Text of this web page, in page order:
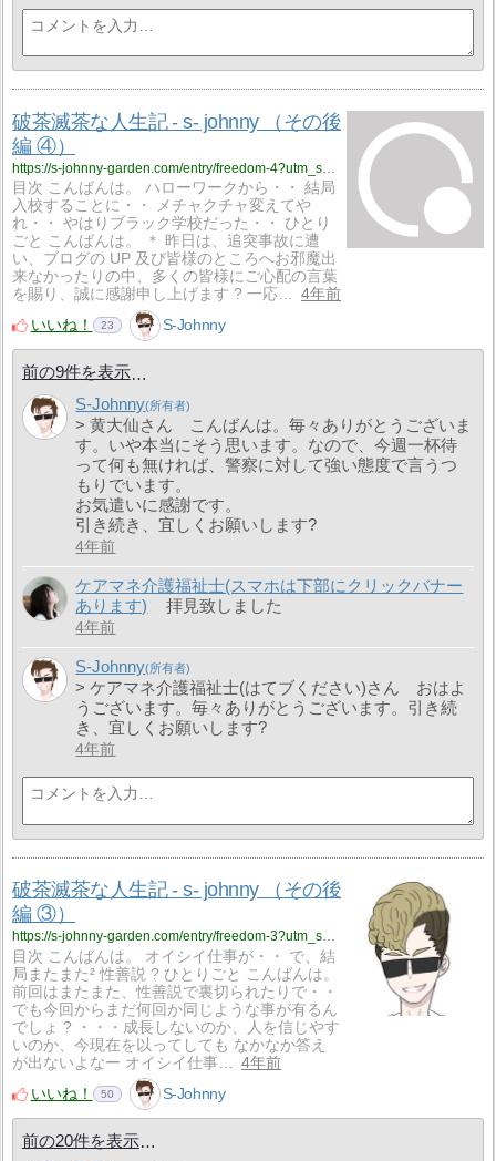
破茶滅茶な人生記 - s- johnny （その後
編 ④）
https://s-johnny-garden.com/entry/freedom-4?utm_source=feed
目次 こんばんは。 ハローワークから・・ 結局
入校することに・・ メチャクチャ変えてや
れ・・ やはりブラック学校だった・・ ひとり
ごと こんばんは。 ＊ 昨日は、追突事故に遭
い、ブログの UP 及び皆様のところへお邪魔出
来なかったりの中、多くの皆様にご心配の言葉
を賜り、誠に感謝申し上げます ? 一応…
4年前
いいね！
23 S-Johnny
前の9件を表示
S-Johnny
> 黄大仙さん こんばんは。毎々ありがとうございま
す。いや本当にそう思います。なので、今週一杯待
って何も無ければ、警察に対して強い態度で言うつ
もりでいます。
お気遣いに感謝です。
引き続き、宜しくお願いします?
4年前
ケアマネ介護福祉士(スマホは下部にクリックバナー
あります)
拝見致しました
4年前
S-Johnny
> ケアマネ介護福祉士(はてブください)さん おはよ
うございます。毎々ありがとうございます。引き続
き、宜しくお願いします?
4年前
破茶滅茶な人生記 - s- johnny （その後
編 ③）
https://s-johnny-garden.com/entry/freedom-3?utm_source=feed
目次 こんばんは。 オイシイ仕事が・・ で、結
局またまた² 性善説 ? ひとりごと こんばんは。
前回はまたまた、性善説で裏切られたりで・・
でも今回からまだ何回か同じような事が有るん
でしょ ? ・・・成長しないのか、人を信じやす
いのか、今現在を以ってしても なかなか答え
が出ないよなー オイシイ仕事…
4年前
いいね！
50 S-Johnny
前の20件を表示